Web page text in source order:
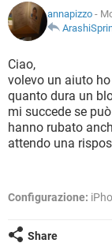
HARDWARE
TIKTOK
iOS
INSTAGRAM
TIKTOK
HARDWARE
INTRATTENIMENTO
INSTAGRAM
TIKTOK
HARDWARE
GLOSSARIO
COVID-19
INTRATTENIMENTO
iOS
INSTAGRAM
TIKTOK
annapizzo -
Ciao,
volevo un aiuto
quanto dura un
mi succede se
hanno rubato
attendo una
Configurazione:
Share